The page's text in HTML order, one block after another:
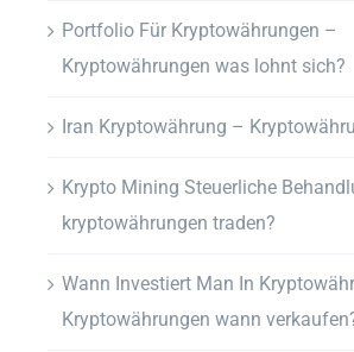
Portfolio Für Kryptowährungen –
Kryptowährungen was lohnt sich?
Iran Kryptowährung –
Krypto Mining Steuerliche
kryptowährungen traden?
Wann Investiert Man In
Kryptowährungen wann